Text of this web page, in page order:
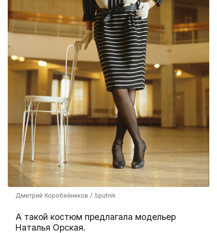
Дмитрий Коробейников / Sputnik
А такой костюм предлагала модельер
Наталья Орская.